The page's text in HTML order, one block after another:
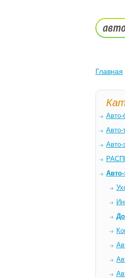
Главная
Авто-
Авто-
Авто-